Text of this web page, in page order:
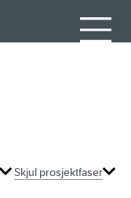
Skjul prosjektfaser